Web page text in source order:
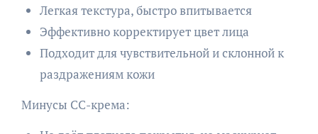
Легкая текстура, быстро впитывается
Эффективно корректирует цвет лица
Подходит для чувствительной и склонной к
раздражениям кожи
Минусы CC-крема: